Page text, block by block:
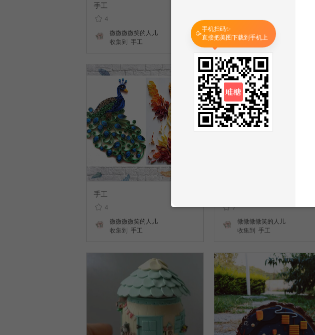
手工
4
微微微微笑的人儿
收集到 手工
1 19
微微微微笑的人儿
收集到手工
手工
4
微微微微笑的人儿
收集到 手工
7
微微微微笑的人儿
收集到 手工
🥳手机扫码✨
直接把美图下载到手机上